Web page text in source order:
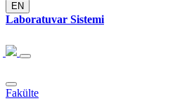
EN
Laboratuvar Sistemi
Fakülte